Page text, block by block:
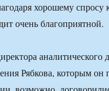
хорошему
очень благоприятной.
аналитического
Рябкова, которым